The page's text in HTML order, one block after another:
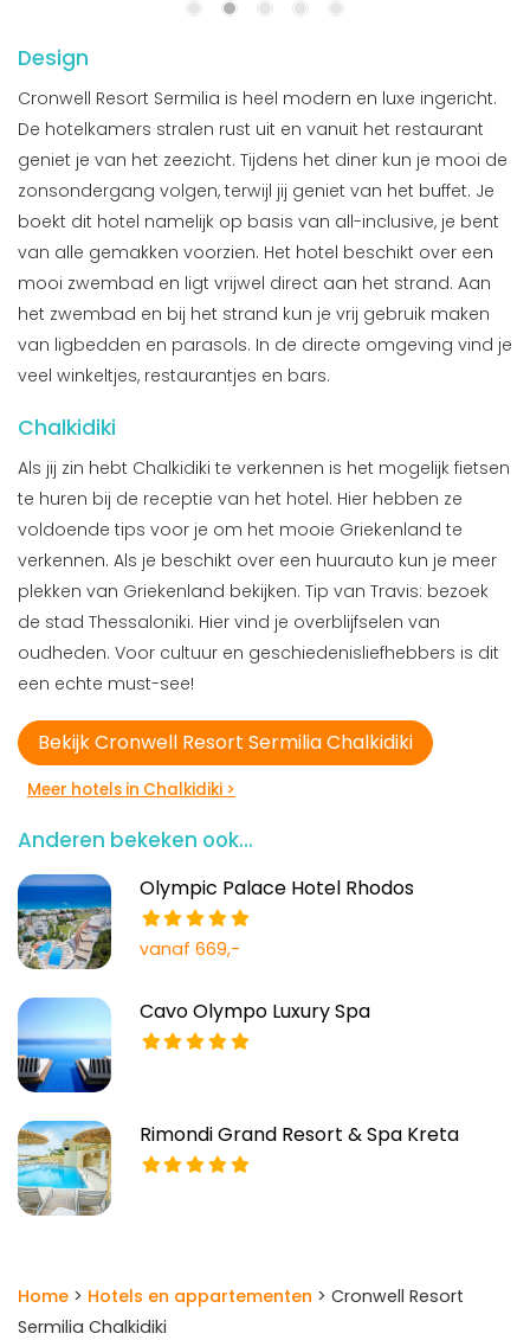
Design
Cronwell Resort Sermilia is heel modern en luxe ingericht.
De hotelkamers stralen rust uit en vanuit het restaurant
geniet je van het zeezicht. Tijdens het diner kun je mooi de
zonsondergang volgen, terwijl jij geniet van het buffet. Je
boekt dit hotel namelijk op basis van all-inclusive, je bent
van alle gemakken voorzien. Het hotel beschikt over een
mooi zwembad en ligt vrijwel direct aan het strand. Aan
het zwembad en bij het strand kun je vrij gebruik maken
van ligbedden en parasols. In de directe omgeving vind je
veel winkeltjes, restaurantjes en bars.
Chalkidiki
Als jij zin hebt Chalkidiki te verkennen is het mogelijk fietsen
te huren bij de receptie van het hotel. Hier hebben ze
voldoende tips voor je om het mooie Griekenland te
verkennen. Als je beschikt over een huurauto kun je meer
plekken van Griekenland bekijken. Tip van Travis: bezoek
de stad Thessaloniki. Hier vind je overblijfselen van
oudheden. Voor cultuur en geschiedenisliefhebbers is dit
een echte must-see!
Bekijk Cronwell Resort Sermilia Chalkidiki
Meer hotels in Chalkidiki >
Anderen bekeken ook...
Olympic Palace Hotel Rhodos
vanaf 669,-
Cavo Olympo Luxury Spa
Rimondi Grand Resort & Spa Kreta
Home > Hotels en appartementen > Cronwell Resort
Sermilia Chalkidiki